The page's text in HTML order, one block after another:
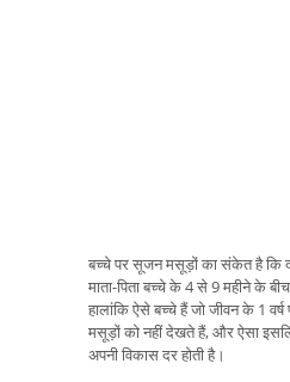
बच्चे पर सूजन मसूड़ों का संकेत है कि
माता-पिता बच्चे के 4 से 9 महीने के
हालांकि ऐसे बच्चे हैं जो जीवन के 1
मसूड़ों को नहीं देखते हैं, और ऐसा
अपनी विकास दर होती है।